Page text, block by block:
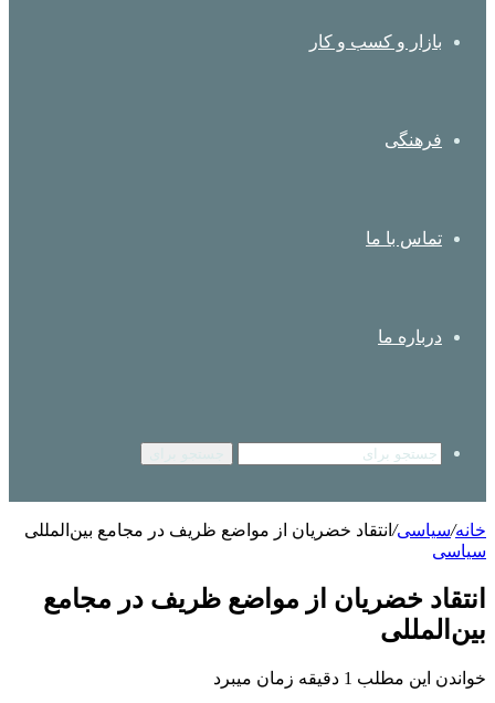
بازار و کسب و کار
فرهنگی
تماس با ما
درباره ما
خانه/سیاسی/ انتقاد خضریان از مواضع ظریف در مجامع بین‌المللی
سیاسی
انتقاد خضریان از مواضع ظریف در مجامع
بین‌المللی
خواندن این مطلب 1 دقیقه زمان میبرد